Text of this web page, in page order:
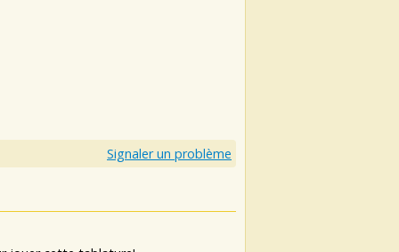
Signaler un problème